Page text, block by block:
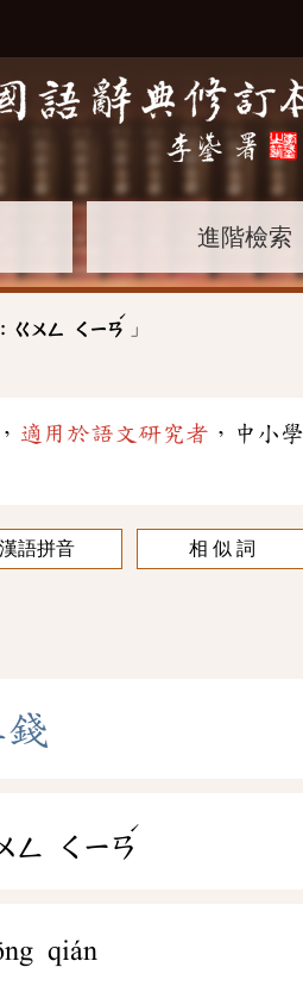
進階檢索
ㄍㄨㄥ ㄑㄧㄢ
ˊ
」
適用於語文研究者 ，中小
漢語拼音 相 似 詞
錢
ㄥ ㄑㄧㄢ
ˊ
qián